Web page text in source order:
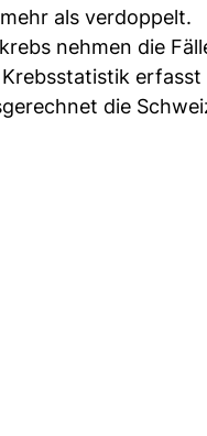
als verdoppelt.
nehmen die
die